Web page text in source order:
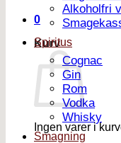
0
Kurv
Ingen varer i
Alkoholfri
Spiritus
Cognac
Gin
Rom
Vodka
Whisky
Smagning